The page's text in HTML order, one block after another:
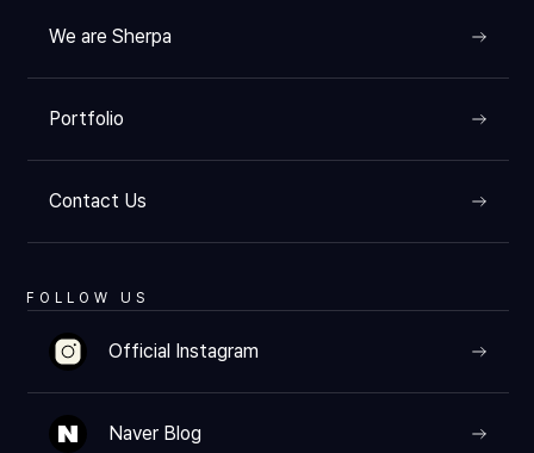
We are Sherpa
Portfolio
Contact Us
FOLLOW US
Official Instagram
Naver Blog